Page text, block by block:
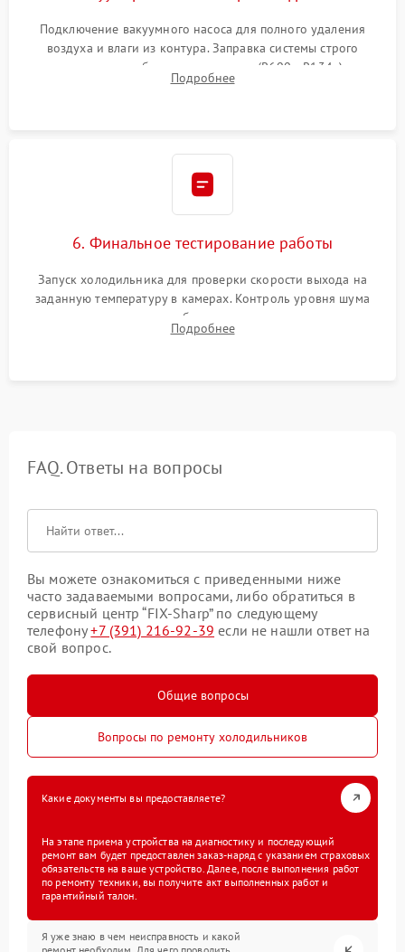
Подключение вакуумного насоса для полного удаления
воздуха и влаги из контура. Заправка системы строго
дозированным объемом хладагента (R600a, R134a) по
электронным весам. Контроль рабочего давления в системе.
Подробнее
6. Финальное тестирование работы
Запуск холодильника для проверки скорости выхода на
заданную температуру в камерах. Контроль уровня шума
компрессора, отсутствия обмерзания стенок и корректного
срабатывания системы автоматической оттайки.
Подробнее
FAQ. Ответы на вопросы
Вы можете ознакомиться с приведенными ниже
часто задаваемыми вопросами, либо обратиться в
сервисный центр “FIX-Sharp” по следующему
телефону+7 (391) 216-92-39 если не нашли ответ на
свой вопрос.
Общие вопросы
Вопросы по ремонту холодильников
Какие документы вы предоставляете?
На этапе приема устройства на диагностику и последующий
ремонт вам будет предоставлен заказ-наряд с указанием страховых
обязательств на ваше устройство. Далее, после выполнения работ
по ремонту техники, вы получите акт выполненных работ и
гарантийный талон.
Я уже знаю в чем неисправность и какой